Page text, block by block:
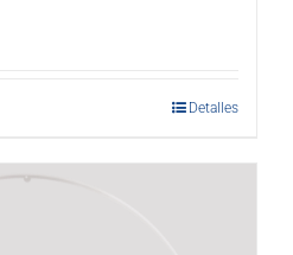
Detalles